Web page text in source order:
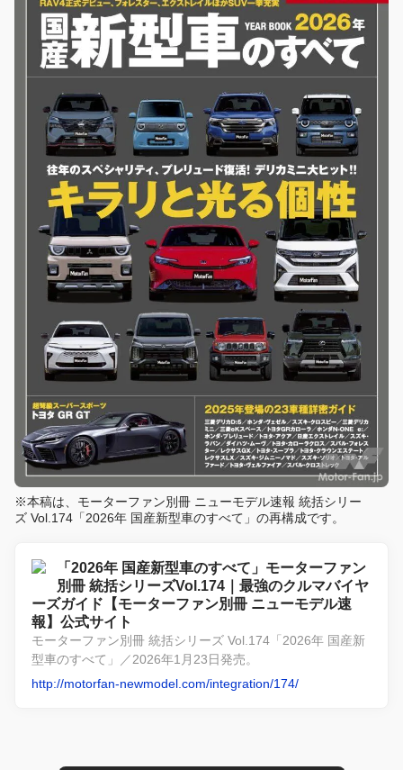
※本稿は、モーターファン別冊 ニューモデル速報 統括シリー
ズ Vol.174「2026年 国産新型車のすべて」の再構成です。
「2026年 国産新型車のすべて」モーターファン
別冊 統括シリーズVol.174｜最強のクルマバイヤ
ーズガイド【モーターファン別冊 ニューモデル速
報】公式サイト
モーターファン別冊 統括シリーズ Vol.174「2026年 国産新
型車のすべて」／2026年1月23日発売。
http://motorfan-newmodel.com/integration/174/